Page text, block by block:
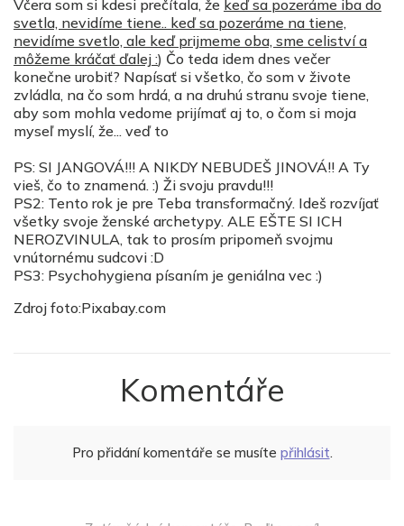
Včera som si kdesi prečítala, že keď sa pozeráme iba do
svetla, nevidíme tiene.. keď sa pozeráme na tiene,
nevidíme svetlo, ale keď prijmeme oba, sme celiství a
môžeme kráčať ďalej :) Čo teda idem dnes večer
konečne urobiť? Napísať si všetko, čo som v živote
zvládla, na čo som hrdá, a na druhú stranu svoje tiene,
aby som mohla vedome prijímať aj to, o čom si moja
myseľ myslí, že... veď to
PS: SI JANGOVÁ!!! A NIKDY NEBUDEŠ JINOVÁ!! A Ty
vieš, čo to znamená. :) Ži svoju pravdu!!!
PS2: Tento rok je pre Teba transformačný. Ideš rozvíjať
všetky svoje ženské archetypy. ALE EŠTE SI ICH
NEROZVINULA, tak to prosím pripomeň svojmu
vnútornému sudcovi :D
PS3: Psychohygiena písaním je geniálna vec :)
Zdroj foto:Pixabay.com
Komentáře
Pro přidání komentáře se musíte přihlásit.